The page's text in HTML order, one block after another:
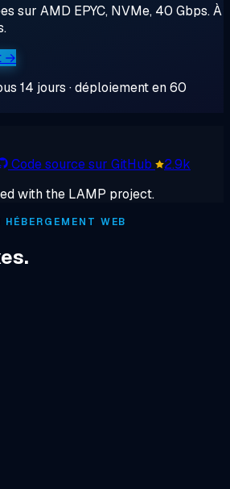
sur AMD EPYC, NVMe, 40 Gbps. À
→
14 jours · déploiement en 60
Code source sur GitHub
2.9k
with the LAMP project.
WEB